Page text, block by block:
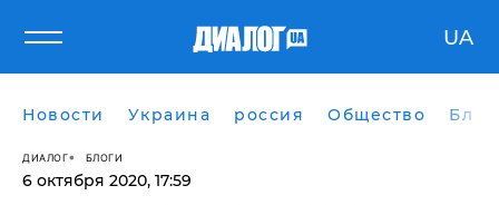
UA
Новости Украина россия Общество
ДИАЛОГ БЛОГИ
6 октября 2020, 17:59